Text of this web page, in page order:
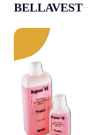
BELLAVEST